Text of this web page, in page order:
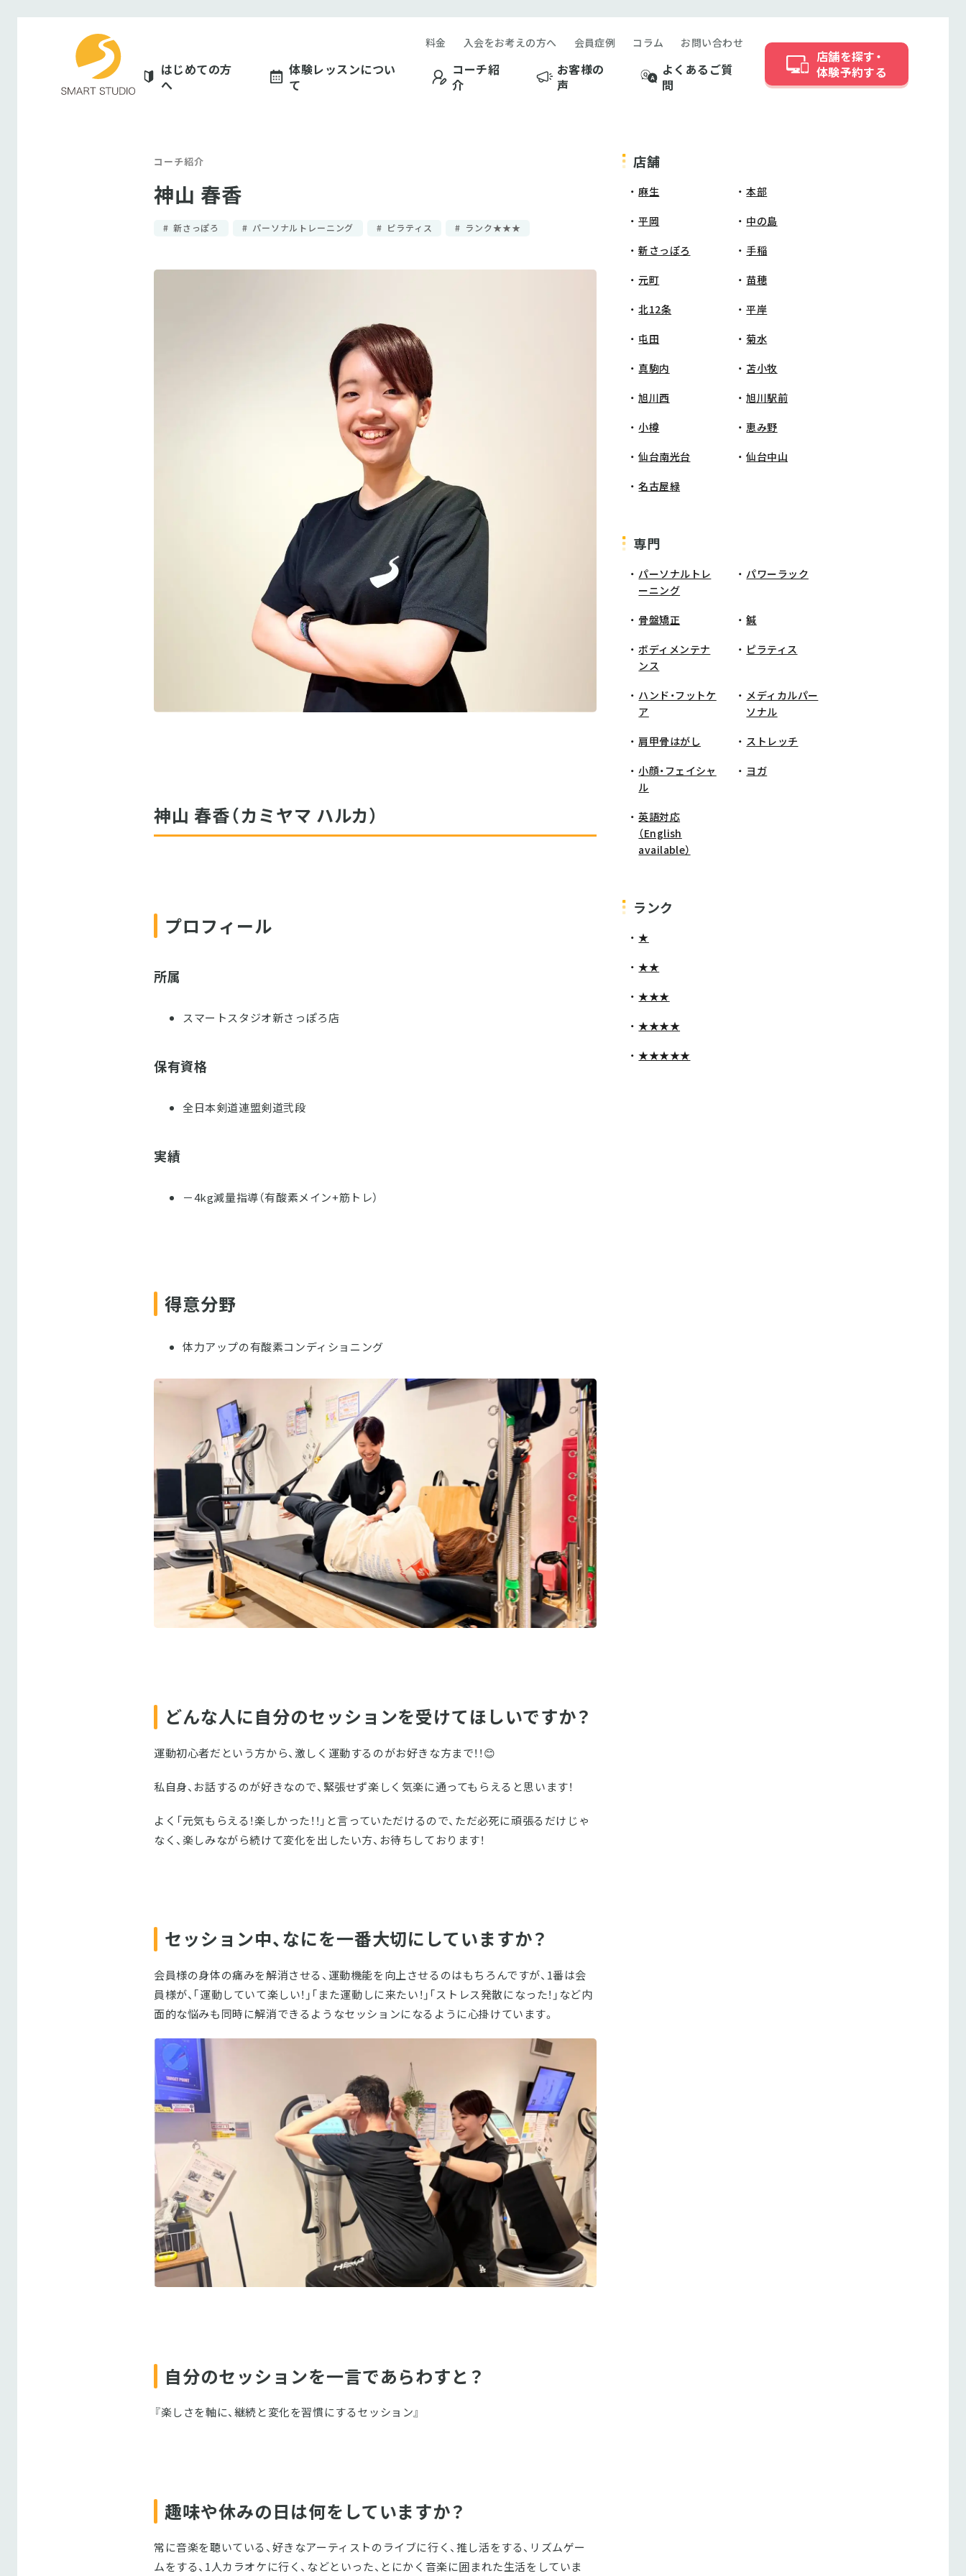
はじめての方
へ
体験レッスンについ
て
コーチ紹
介
お客様の
声
よくあるご質
問
料金 入会をお考えの方へ 会員症例 コラム お問い合わせ
店舗を探す・
体験予約する
コーチ紹介
神山 春香
新さっぽろ パーソナルトレーニング ピラティス ランク★★★
神山 春香（カミヤマ ハルカ）
プロフィール
所属
スマートスタジオ新さっぽろ店
保有資格
全日本剣道連盟剣道弐段
実績
－4kg減量指導（有酸素メイン+筋トレ）
得意分野
体力アップの有酸素コンディショニング
どんな人に自分のセッションを受けてほしいですか？
運動初心者だという方から、激しく運動するのがお好きな方まで！！😊
私自身、お話するのが好きなので、緊張せず楽しく気楽に通ってもらえると思います！
よく「元気もらえる！楽しかった！！｣と言っていただけるので、ただ必死に頑張るだけじゃ
なく、楽しみながら続けて変化を出したい方、お待ちしております！
セッション中、なにを一番大切にしていますか？
会員様の身体の痛みを解消させる、運動機能を向上させるのはもちろんですが、1番は会
員様が、｢運動していて楽しい！」｢また運動しに来たい！」｢ストレス発散になった！」など内
面的な悩みも同時に解消できるようなセッションになるように心掛けています。
自分のセッションを一言であらわすと？
『楽しさを軸に、継続と変化を習慣にするセッション』
趣味や休みの日は何をしていますか？
常に音楽を聴いている、好きなアーティストのライブに行く、推し活をする、リズムゲー
ムをする、1人カラオケに行く、などといった、とにかく音楽に囲まれた生活をしていま
店舗
麻生 本部
平岡 中の島
新さっぽろ 手稲
元町 苗穂
北12条 平岸
屯田 菊水
真駒内 苫小牧
旭川西 旭川駅前
小樽 恵み野
仙台南光台 仙台中山
名古屋緑
専門
パーソナルトレ
ーニング
パワーラック
骨盤矯正 鍼
ボディメンテナ
ンス
ピラティス
ハンド・フットケ
ア
メディカルパー
ソナル
肩甲骨はがし ストレッチ
小顔・フェイシャ
ル
ヨガ
英語対応
（English
available）
ランク
★
★★
★★★
★★★★
★★★★★